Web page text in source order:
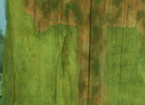
Chocerady 4
257 24 Chocerady
IČ: 498 28 614
Kontaktní osoba:
Mgr. Miroslava Cinkeisová